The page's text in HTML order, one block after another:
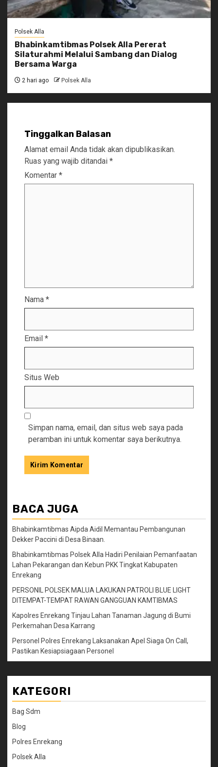
Polsek Alla
Bhabinkamtibmas Polsek Alla Pererat
Silaturahmi Melalui Sambang dan Dialog
Bersama Warga
2 hari ago Polsek Alla
Tinggalkan Balasan
Alamat email Anda tidak akan dipublikasikan.
Ruas yang wajib ditandai *
Komentar *
Nama *
Email *
Situs Web
Simpan nama, email, dan situs web saya pada
peramban ini untuk komentar saya berikutnya.
BACA JUGA
Bhabinkamtibmas Aipda Aidil Memantau Pembangunan
Dekker Paccini di Desa Binaan.
Bhabinkamtibmas Polsek Alla Hadiri Penilaian Pemanfaatan
Lahan Pekarangan dan Kebun PKK Tingkat Kabupaten
Enrekang
PERSONIL POLSEK MALUA LAKUKAN PATROLI BLUE LIGHT
DITEMPAT-TEMPAT RAWAN GANGGUAN KAMTIBMAS
Kapolres Enrekang Tinjau Lahan Tanaman Jagung di Bumi
Perkemahan Desa Karrang
Personel Polres Enrekang Laksanakan Apel Siaga On Call,
Pastikan Kesiapsiagaan Personel
KATEGORI
Bag Sdm
Blog
Polres Enrekang
Polsek Alla